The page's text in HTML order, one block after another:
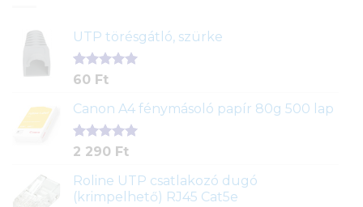
UTP törésgátló, szürke
Értékelés
ből,
1
értékelés
alapján
60 Ft
Canon A4 fénymásoló papír 80g 500 lap
Értékelés
ből,
2
értékelés
alapján
2 290 Ft
Roline UTP csatlakozó dugó
(krimpelhető) RJ45 Cat5e